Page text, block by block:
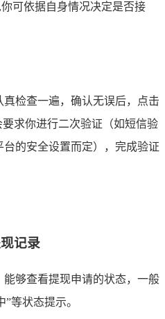
可依据自身情况决定是否接
检查一遍，确认无误后，点击
求你进行二次验证（如短信验
的安全设置而定），完成验证
记录
够查看提现申请的状态，一般
”等状态提示。